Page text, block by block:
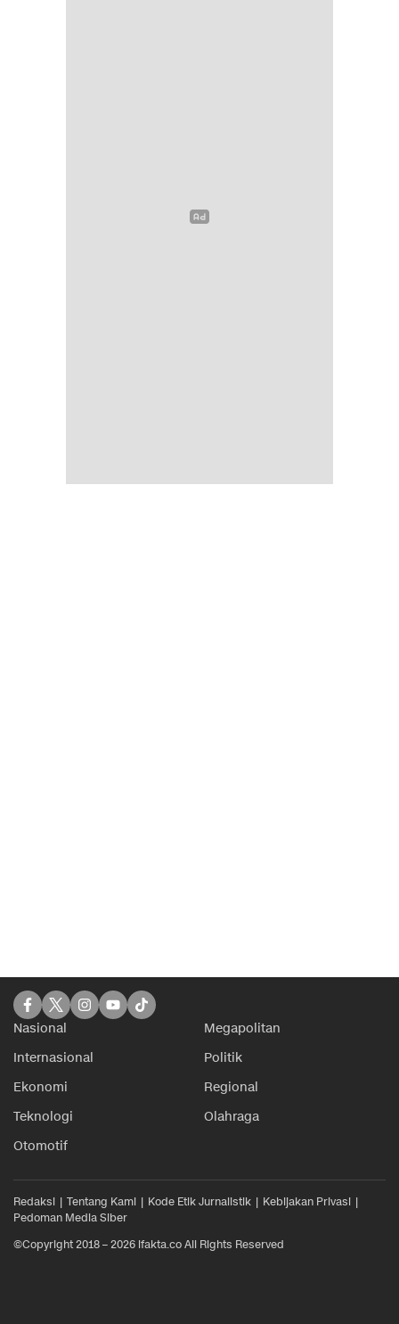
Nasional
Megapolitan
Internasional
Politik
Ekonomi
Regional
Teknologi
Olahraga
Otomotif
Redaksi Tentang Kami Kode Etik Jurnalistik
Kebijakan Privasi
Pedoman Media Siber
©Copyright 2018 – 2026 ifakta.co All Rights Reserved